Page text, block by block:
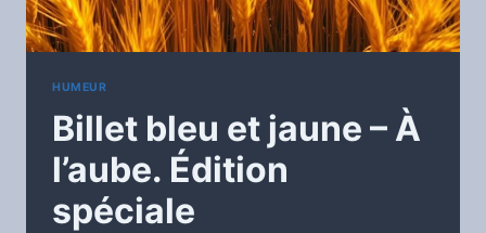
HUMEUR
Billet bleu et jaune – À
l’aube. Édition
spéciale